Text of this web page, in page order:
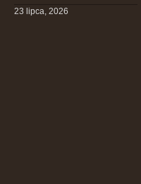
23 lipca, 2026